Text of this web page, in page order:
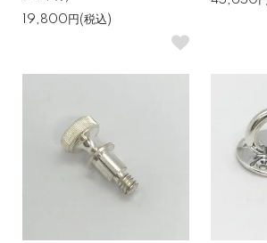
19,800円(税込)